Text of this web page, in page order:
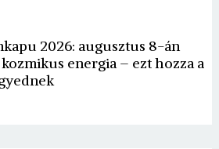
2026: augusztus 8-án
energia – ezt hozza a